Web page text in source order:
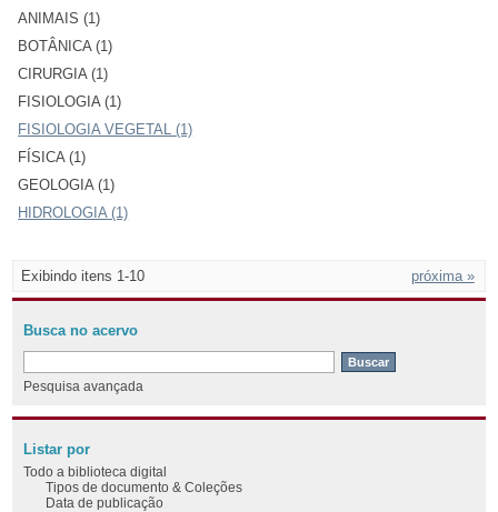
ANIMAIS (1)
BOTÂNICA (1)
CIRURGIA (1)
FISIOLOGIA (1)
FISIOLOGIA VEGETAL (1)
FÍSICA (1)
GEOLOGIA (1)
HIDROLOGIA (1)
Exibindo itens 1-10 próxima »
Busca no acervo
Pesquisa avançada
Listar por
Todo a biblioteca digital
Tipos de documento & Coleções
Data de publicação